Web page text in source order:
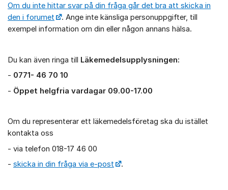
Om du inte hittar svar på din fråga går det bra att skicka in
den i forumet
. Ange inte känsliga personuppgifter, till
exempel information om din eller någon annans hälsa.
Du kan även ringa till Läkemedelsupplysningen:
- 0771- 46 70 10
- Öppet helgfria vardagar 09.00-17.00
Om du representerar ett läkemedelsföretag ska du istället
kontakta oss
- via telefon 018-17 46 00
- skicka in din fråga via e-post .